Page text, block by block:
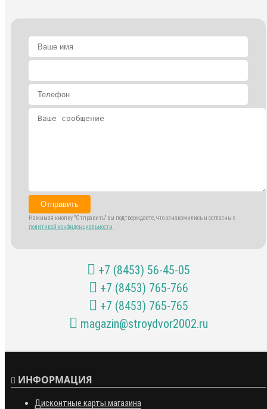
Отправить
Нажимая кнопку "Отправить" вы подтверждаете, что ознакомились и согласны с
политикой конфиденциальности
+7 (8453) 56-45-05
+7 (8453) 765-766
+7 (8453) 765-765
magazin@stroydvor2002.ru
ИНФОРМАЦИЯ
Дисконтные карты магазина